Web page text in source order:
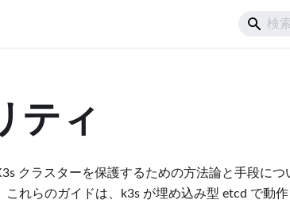
ティ
クラスターを保護するための方法論と手段に
これらのガイドは、k3s が埋め込み型 etcd で動